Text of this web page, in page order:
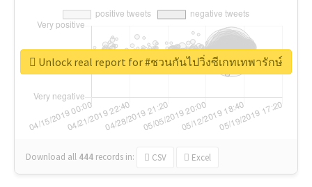
Download all 444 records in: CSV Excel
Unlock real report for #ชวนกันไปวิ่งซีเกทเทพารักษ์